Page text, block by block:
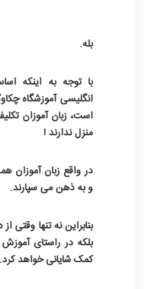
بله.
با توجه به اینکه
منزل ندارند !
در واقع زبان آموزان
و به ذهن می سپارند.
بنابراین نه تنها وقتی
بلکه در راستای آموزش
کمک شایانی خواهد کرد.